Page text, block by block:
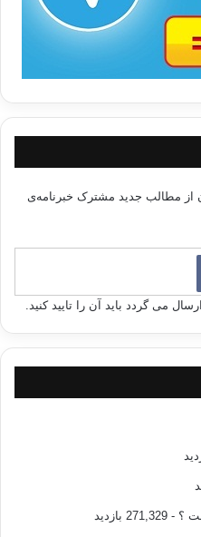
از مطالب جدید مشترک خبرنامه‌ی
می گردد باید آن را تایید کنید.
؟ - 271,329 بازدید